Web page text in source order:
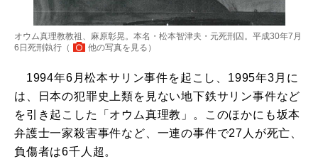
オウム真理教教祖、麻原彰晃。本名・松本智津夫・元死刑囚。平成30年7月
6日死刑執行（
他の写真を見る ）
1994年6月松本サリン事件を起こし、1995年3月に
は、日本の犯罪史上類を見ない地下鉄サリン事件など
を引き起こした「オウム真理教」。このほかにも坂本
弁護士一家殺害事件など、一連の事件で27人が死亡、
負傷者は6千人超。